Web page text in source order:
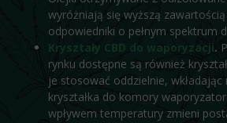
wyróżniają się wyższą
odpowiedniki o pełnym spektrum
Kryształy CBD do waporyzacji.
rynku dostępne są również
je stosować oddzielnie, wkładając
kryształka do komory
wpływem temperatury zmieni